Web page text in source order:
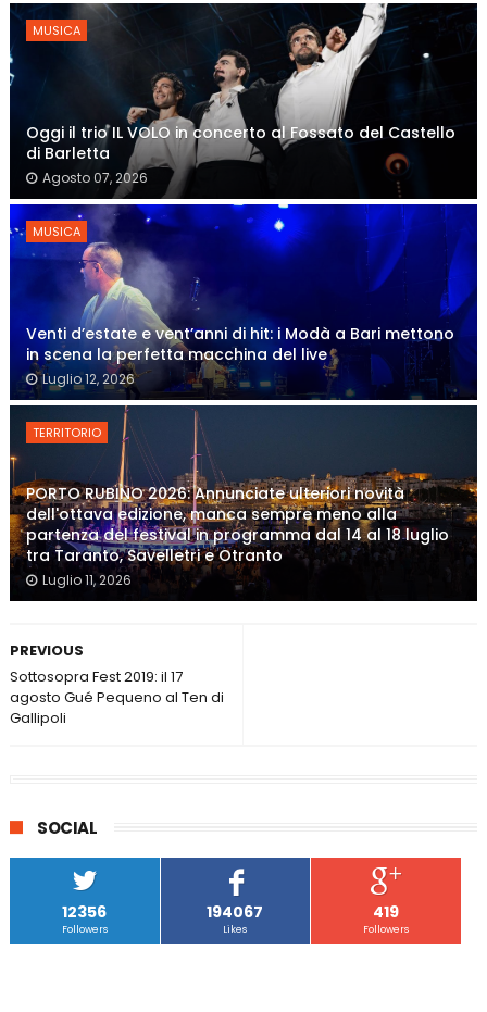
MUSICA
Oggi il trio IL VOLO in concerto al Fossato del Castello
di Barletta
Agosto 07, 2026
MUSICA
Venti d’estate e vent’anni di hit: i Modà a Bari mettono
in scena la perfetta macchina del live
Luglio 12, 2026
TERRITORIO
PORTO RUBINO 2026: Annunciate ulteriori novità
dell'ottava edizione, manca sempre meno alla
partenza del festival in programma dal 14 al 18 luglio
tra Taranto, Savelletri e Otranto
Luglio 11, 2026
PREVIOUS
Sottosopra Fest 2019: il 17
agosto Gué Pequeno al Ten di
Gallipoli
SOCIAL
12356
Followers
194067
Likes
419
Followers